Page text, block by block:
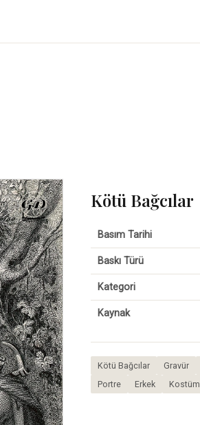
Kötü Bağcılar
Basım Tarihi
Baskı Türü
Kategori
Kaynak
Kötü Bağcılar Gravür
Portre
Erkek Kostüm